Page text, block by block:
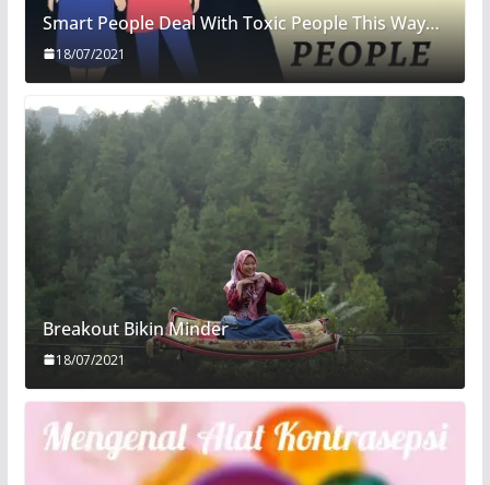
Smart People Deal With Toxic People This Way…
18/07/2021
Breakout Bikin Minder
18/07/2021